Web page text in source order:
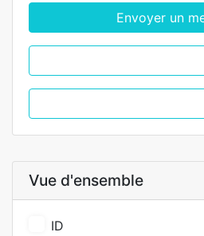
Envoyer un
Vue d'ensemble
ID